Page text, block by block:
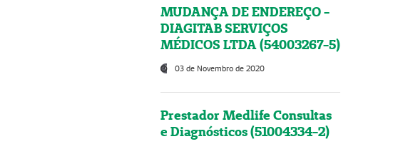
MUDANÇA DE ENDEREÇO -
DIAGITAB SERVIÇOS
MÉDICOS LTDA (54003267-5)
03 de Novembro de 2020
Prestador Medlife Consultas
e Diagnósticos (51004334-2)